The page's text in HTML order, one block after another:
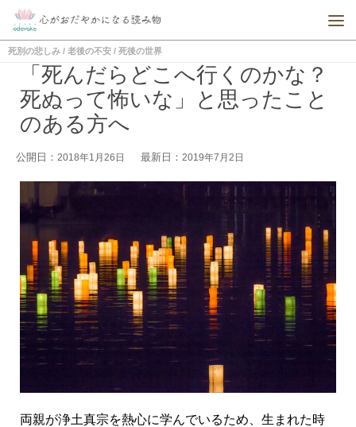
死別の悲しみ / 老後の不安 / 死後の世界
「死んだらどこへ行くのかな？
死ぬって怖いな」と思ったこと
のある方へ
公開日： 2018年1月26日 最新日： 2019年7月2日
両親が浄土真宗を熱心に学んでいるため、生まれた時